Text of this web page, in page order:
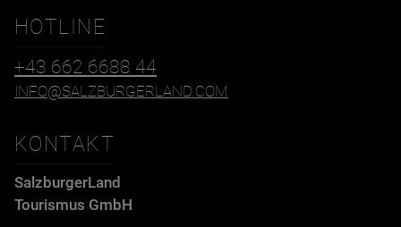
HOTLINE
+43 662 6688 44
INFO@SALZBURGERLAND.COM
KONTAKT
SalzburgerLand
Tourismus GmbH